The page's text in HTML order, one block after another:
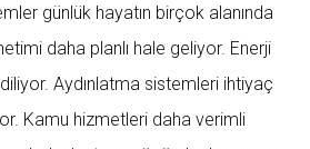
günlük hayatın birçok alanında
daha planlı hale geliyor. Enerji
Aydınlatma sistemleri ihtiyaç
Kamu hizmetleri daha verimli